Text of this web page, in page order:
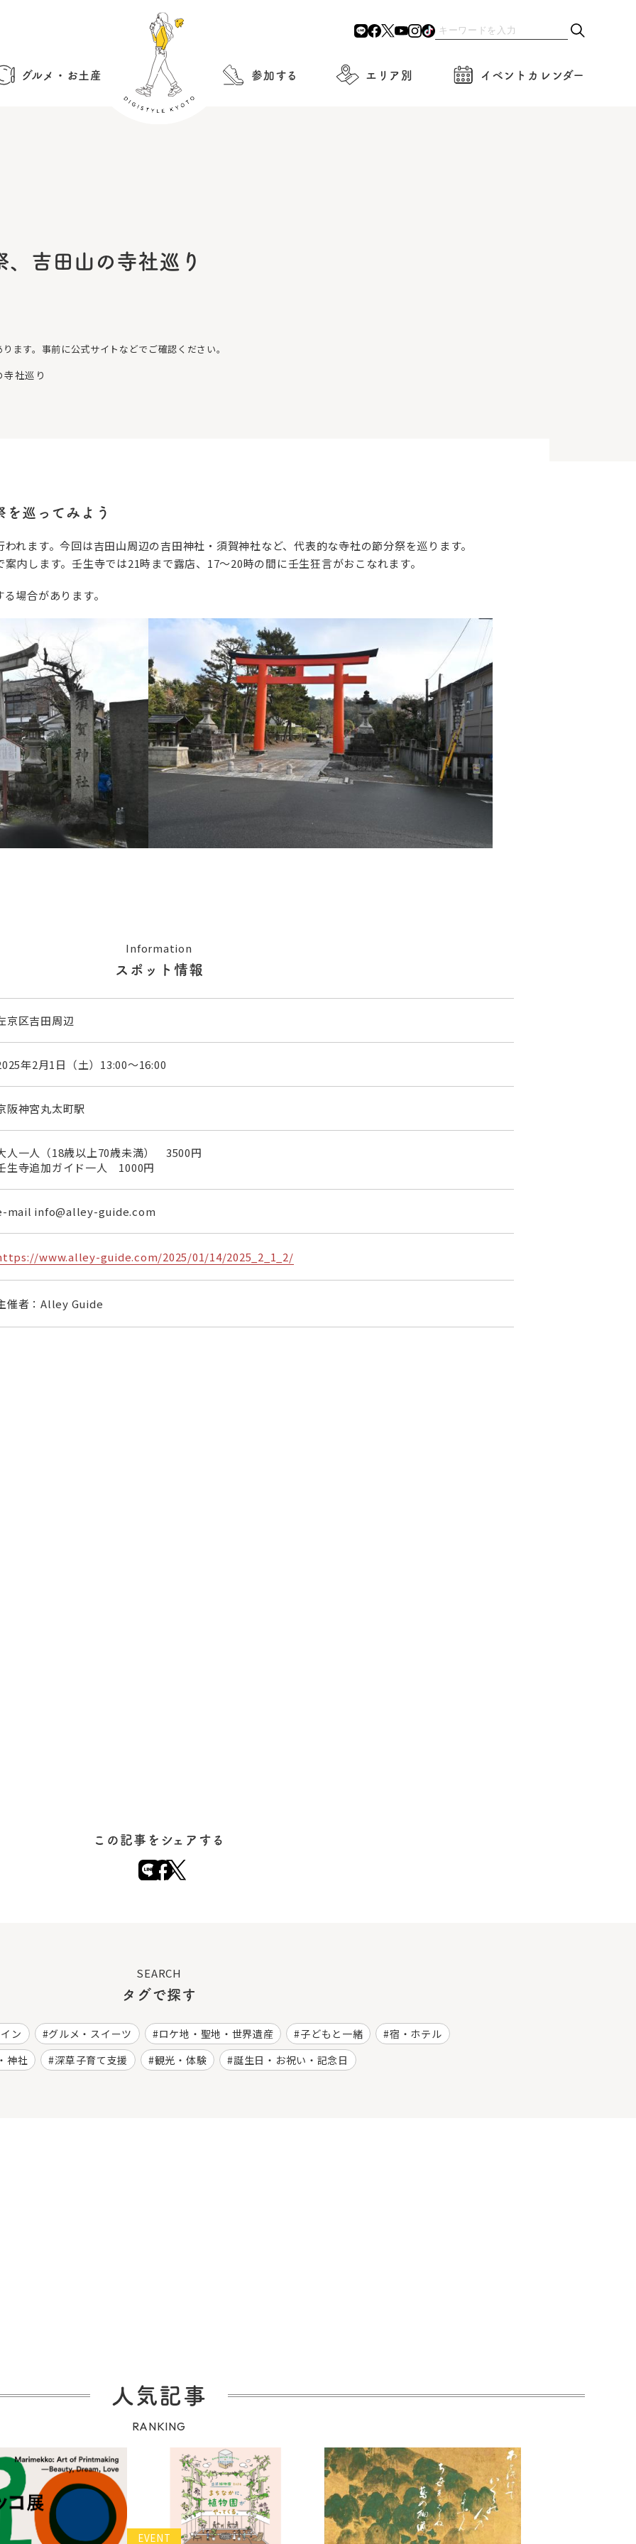
グルメ・お土産 参加する エリア別 イベントカレンダー
吉田山の寺社巡り
ます。事前に公式サイトなどでご確認ください。
社巡り
巡ってみよう
れます。今回は吉田山周辺の吉田神社・須賀神社など、代表的な寺社の節分祭を巡ります。
内します。壬生寺では21時まで露店、17〜20時の間に壬生狂言がおこなれます。
場合があります。
Information
スポット情報
京区吉田周辺
年2月1日（土）13:00〜16:00
阪神宮丸太町駅
人一人（18歳以上70歳未満） 3500円
生寺追加ガイド一人 1000円
mail info@alley-guide.com
www.alley-guide.com/2025/01/14/2025_2_1_2/
催者：Alley Guide
この記事をシェアする
SEARCH
タグで探す
ン グルメ・スイーツ ロケ地・聖地・世界遺産 子どもと一緒
宿・ホテル
神社
深草子育て支援 観光・体験 誕生日・お祝い・記念日
人気記事
RANKING
EVENT